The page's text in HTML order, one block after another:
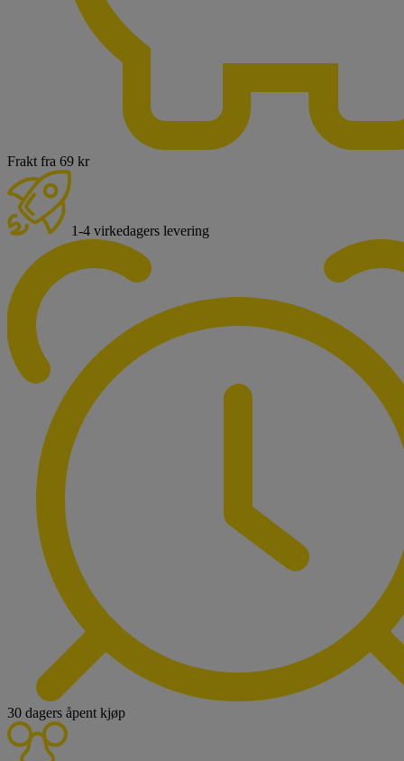
Frakt fra 69 kr
1-4 virkedagers levering
30 dagers åpent kjøp